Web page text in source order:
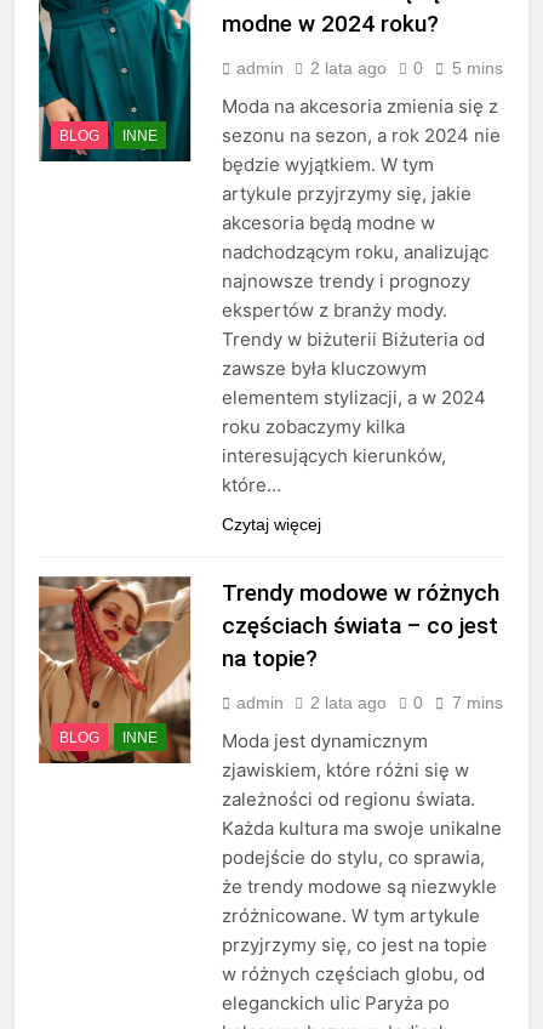
BLOG INNE
modne w 2024 roku?
admin 2 lata ago 0 5 mins
Moda na akcesoria zmienia się z
sezonu na sezon, a rok 2024 nie
będzie wyjątkiem. W tym
artykule przyjrzymy się, jakie
akcesoria będą modne w
nadchodzącym roku, analizując
najnowsze trendy i prognozy
ekspertów z branży mody.
Trendy w biżuterii Biżuteria od
zawsze była kluczowym
elementem stylizacji, a w 2024
roku zobaczymy kilka
interesujących kierunków,
które…
Czytaj więcej
BLOG INNE
Trendy modowe w różnych
częściach świata – co jest
na topie?
admin 2 lata ago 0 7 mins
Moda jest dynamicznym
zjawiskiem, które różni się w
zależności od regionu świata.
Każda kultura ma swoje unikalne
podejście do stylu, co sprawia,
że trendy modowe są niezwykle
zróżnicowane. W tym artykule
przyjrzymy się, co jest na topie
w różnych częściach globu, od
eleganckich ulic Paryża po